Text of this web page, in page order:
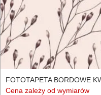
FOTOTAPETA BORDOWE
Cena zależy od wymiarów